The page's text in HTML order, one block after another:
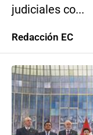
judiciales co...
Redacción EC